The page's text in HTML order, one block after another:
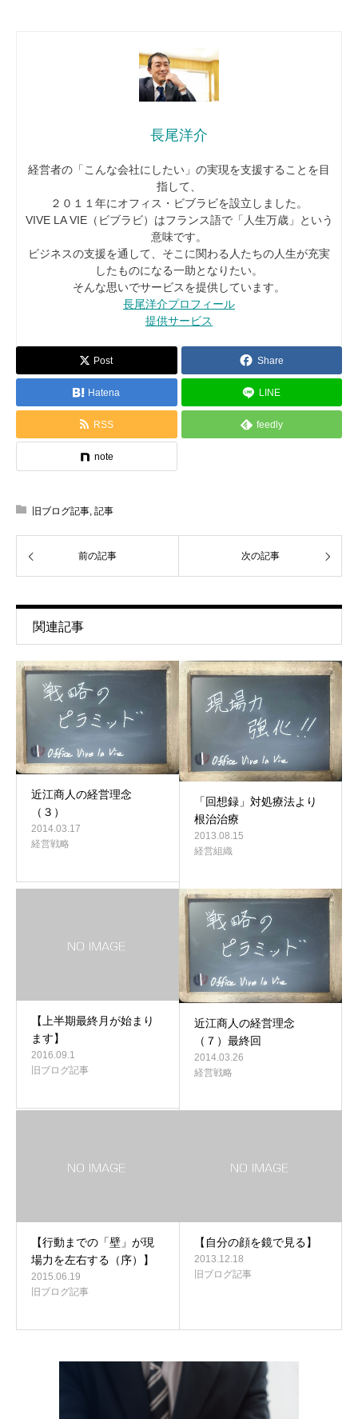
長尾洋介
経営者の「こんな会社にしたい」の実現を支援することを目
指して、
２０１１年にオフィス・ビブラビを設立しました。
VIVE LA VIE（ビブラビ）はフランス語で「人生万歳」という
意味です。
ビジネスの支援を通して、そこに関わる人たちの人生が充実
したものになる一助となりたい。
そんな思いでサービスを提供しています。
長尾洋介プロフィール
提供サービス
Post Share
Hatena LINE
RSS feedly
note
旧ブログ記事 記事
前の記事 次の記事
関連記事
近江商人の経営理念
（３）
2014.03.17
経営戦略
「回想録」対処療法より
根治治療
2013.08.15
経営組織
【上半期最終月が始まり
ます】
2016.09.1
旧ブログ記事
近江商人の経営理念
（７）最終回
2014.03.26
経営戦略
【行動までの「壁」が現
場力を左右する（序）】
2015.06.19
旧ブログ記事
【自分の顔を鏡で見る】
2013.12.18
旧ブログ記事